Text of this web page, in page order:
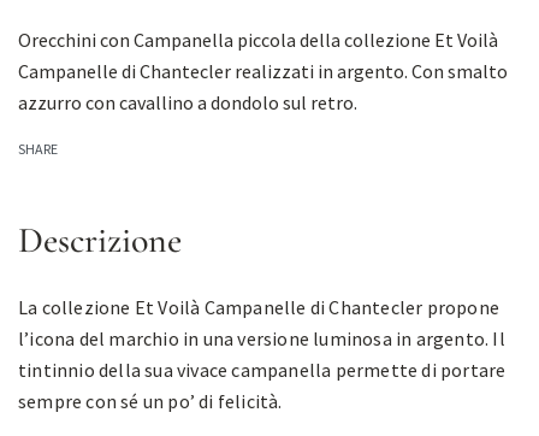
Orecchini con Campanella piccola della collezione Et Voilà
Campanelle di Chantecler realizzati in argento. Con smalto
azzurro con cavallino a dondolo sul retro.
SHARE
Descrizione
La collezione Et Voilà Campanelle di Chantecler propone
l’icona del marchio in una versione luminosa in argento. Il
tintinnio della sua vivace campanella permette di portare
sempre con sé un po’ di felicità.